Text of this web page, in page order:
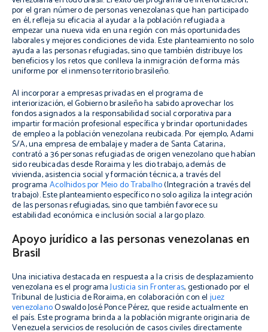
por el gran número de personas venezolanas que han participado
en él, refleja su eficacia al ayudar a la población refugiada a
empezar una nueva vida en una región con más oportunidades
laborales y mejores condiciones de vida. Este planteamiento no solo
ayuda a las personas refugiadas, sino que también distribuye los
beneficios y los retos que conlleva la inmigración de forma más
uniforme por el inmenso territorio brasileño.
Al incorporar a empresas privadas en el programa de
interiorización, el Gobierno brasileño ha sabido aprovechar los
fondos asignados a la responsabilidad social corporativa para
impartir formación profesional específica y brindar oportunidades
de empleo a la población venezolana reubicada. Por ejemplo, Adami
S/A, una empresa de embalaje y madera de Santa Catarina,
contrató a 36 personas refugiadas de origen venezolano que habían
sido reubicadas desde Roraima y les dio trabajo, además de
vivienda, asistencia social y formación técnica, a través del
programa Acolhidos por Meio do Trabalho(Integración a través del
trabajo). Este planteamiento específico no solo agiliza la integración
de las personas refugiadas, sino que también favorece su
estabilidad económica e inclusión social a largo plazo.
Apoyo jurídico a las personas venezolanas en
Brasil
Una iniciativa destacada en respuesta a la crisis de desplazamiento
venezolana es el programaJusticia sin Fronteras, gestionado por el
Tribunal de Justicia de Roraima, en colaboración con el juez
venezolanoOswaldo José Ponce Pérez, que reside actualmente en
el país. Este programa brinda a la población migrante originaria de
Venezuela servicios de resolución de casos civiles directamente